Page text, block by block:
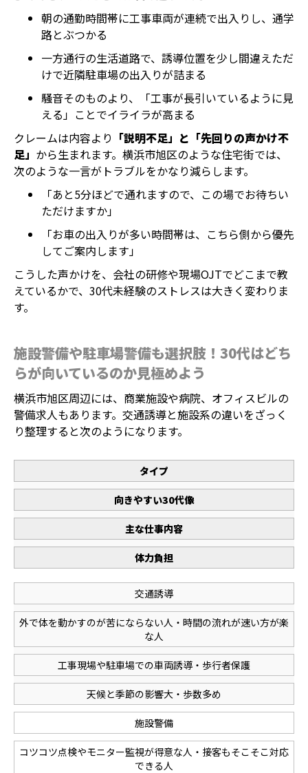
朝の通勤時間帯に工事車両が連続で出入りし、通学
路とぶつかる
一方通行の生活道路で、誘導位置を少し間違えただ
けで近隣駐車場の出入りが詰まる
騒音そのものより、「工事が長引いているように見
える」ことでイライラが高まる
クレームは内容より 「説明不足」と「先回りの声かけ不
足」 から生まれます。横浜市旭区のような住宅街では、
次のような一言がトラブルをかなり減らします。
「あと5分ほどで通れますので、この場でお待ちい
ただけますか」
「お車の出入りが多い時間帯は、こちら側から優先
してご案内します」
こうした声かけを、会社の研修や現場OJTでどこまで教
えているかで、30代未経験のストレスは大きく変わりま
す。
施設警備や駐車場警備も選択肢！30代はどち
らが向いているのか見極めよう
横浜市旭区周辺には、商業施設や病院、オフィスビルの
警備求人もあります。交通誘導と施設系の違いをざっく
り整理すると次のようになります。
タイプ
向きやすい30代像
主な仕事内容
体力負担
交通誘導
外で体を動かすのが苦にならない人・時間の流れが速い方が楽
な人
工事現場や駐車場での車両誘導・歩行者保護
天候と季節の影響大・歩数多め
施設警備
コツコツ点検やモニター監視が得意な人・接客もそこそこ対応
できる人